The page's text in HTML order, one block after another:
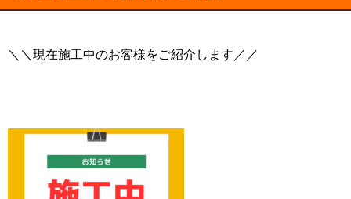
＼＼現在施工中のお客様をご紹介します／／